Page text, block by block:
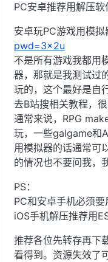
PC安卓推荐用解压软
安卓玩PC游戏用模拟
pwd=3x2u
不是所有游戏我都用
器，那就是我测试过
玩的，这个最好是自
去B站搜相关教程，很
通常来说，RPG
玩，一些galgame和
用模拟器的话通常可
的情况也不要问我，
PS：
PC和安卓手机必须要
iOS手机解压推荐用
推荐各位先转存再下
看得到。资源失效了